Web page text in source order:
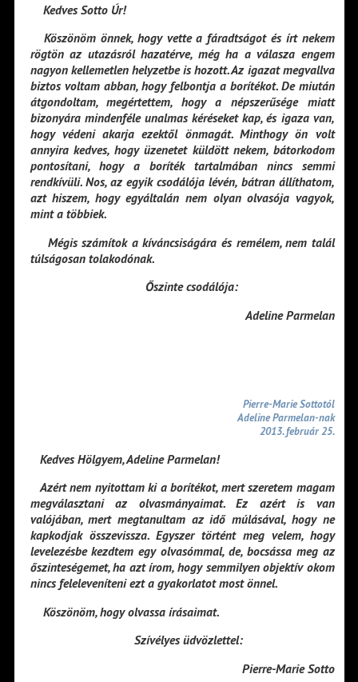
Kedves Sotto Úr!
Köszönöm önnek, hogy vette a fáradtságot és írt nekem
rögtön az utazásról hazatérve, még ha a válasza engem
nagyon kellemetlen helyzetbe is hozott. Az igazat megvallva
biztos voltam abban, hogy felbontja a borítékot. De miután
átgondoltam, megértettem, hogy a népszerűsége miatt
bizonyára mindenféle unalmas kéréseket kap, és igaza van,
hogy védeni akarja ezektől önmagát. Minthogy ön volt
annyira kedves, hogy üzenetet küldött nekem, bátorkodom
pontosítani, hogy a boríték tartalmában nincs semmi
rendkívüli. Nos, az egyik csodálója lévén, bátran állíthatom,
azt hiszem, hogy egyáltalán nem olyan olvasója vagyok,
mint a többiek.
Mégis számítok a kíváncsiságára és remélem, nem talál
túlságosan tolakodónak.
Őszinte csodálója:
Adeline Parmelan
Pierre-Marie Sottotól
Adeline Parmelan-nak
2013. február 25.
Kedves Hölgyem, Adeline Parmelan!
Azért nem nyitottam ki a borítékot, mert szeretem magam
megválasztani az olvasmányaimat. Ez azért is van
valójában, mert megtanultam az idő múlásával, hogy ne
kapkodjak összevissza. Egyszer történt meg velem, hogy
levelezésbe kezdtem egy olvasómmal, de, bocsássa meg az
őszinteségemet, ha azt írom, hogy semmilyen objektív okom
nincs feleleveníteni ezt a gyakorlatot most önnel.
Köszönöm, hogy olvassa írásaimat.
Szívélyes üdvözlettel:
Pierre-Marie Sotto